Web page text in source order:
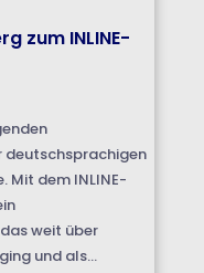
zum INLINE-
deutschsprachigen
Mit dem INLINE-
weit über
und als...